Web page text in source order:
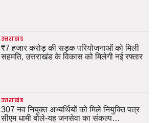
उत्तराखंड
₹7 हजार करोड़ की सड़क परियोजनाओं को मिली
सहमति, उत्तराखंड के विकास को मिलेगी नई रफ्तार
उत्तराखंड
307 नव नियुक्त अभ्यर्थियों को मिले नियुक्ति पत्र
सीएम धामी बोले-यह जनसेवा का संकल्प…